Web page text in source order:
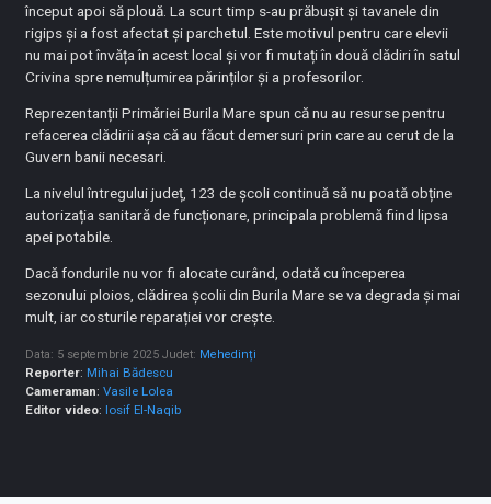
început apoi să plouă. La scurt timp s-au prăbușit și tavanele din
rigips și a fost afectat și parchetul. Este motivul pentru care elevii
nu mai pot învăța în acest local și vor fi mutați în două clădiri în satul
Crivina spre nemulțumirea părinților și a profesorilor.
Reprezentanții Primăriei Burila Mare spun că nu au resurse pentru
refacerea clădirii așa că au făcut demersuri prin care au cerut de la
Guvern banii necesari.
La nivelul întregului județ, 123 de școli continuă să nu poată obține
autorizația sanitară de funcționare, principala problemă fiind lipsa
apei potabile.
Dacă fondurile nu vor fi alocate curând, odată cu începerea
sezonului ploios, clădirea școlii din Burila Mare se va degrada și mai
mult, iar costurile reparației vor crește.
Data: 5 septembrie 2025 Judet: Mehedinți
Reporter: Mihai Bădescu
Cameraman:Vasile Lolea
Editor video: Iosif El-Naqib